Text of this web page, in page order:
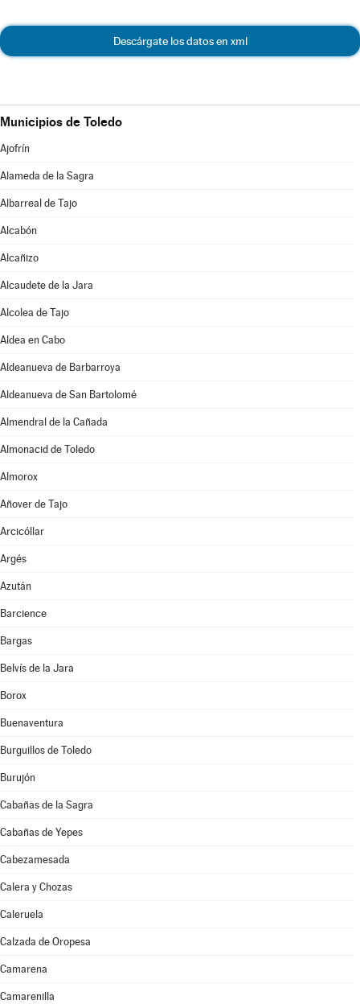
Descárgate los datos en xml
Municipios de Toledo
Ajofrín
Alameda de la Sagra
Albarreal de Tajo
Alcabón
Alcañizo
Alcaudete de la Jara
Alcolea de Tajo
Aldea en Cabo
Aldeanueva de Barbarroya
Aldeanueva de San Bartolomé
Almendral de la Cañada
Almonacid de Toledo
Almorox
Añover de Tajo
Arcicóllar
Argés
Azután
Barcience
Bargas
Belvís de la Jara
Borox
Buenaventura
Burguillos de Toledo
Burujón
Cabañas de la Sagra
Cabañas de Yepes
Cabezamesada
Calera y Chozas
Caleruela
Calzada de Oropesa
Camarena
Camarenilla